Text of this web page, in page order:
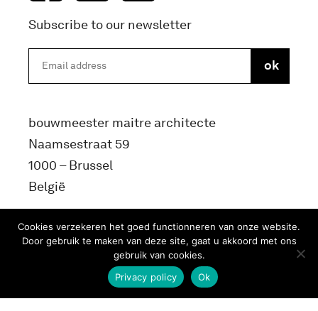
Subscribe to our newsletter
bouwmeester maitre architecte
Naamsestraat 59
1000 – Brussel
België
info@bma.brussels
Cookies verzekeren het goed functionneren van onze website.
Door gebruik te maken van deze site, gaat u akkoord met ons
gebruik van cookies.
Ok
Privacy policy